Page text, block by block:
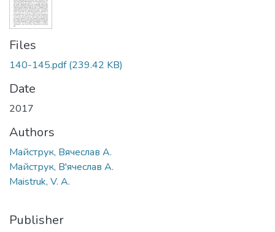
Files
140-145.pdf(239.42 KB)
Date
2017
Authors
Майструк, Вячеслав А.
Майструк, В'ячеслав А.
Maistruk, V. A.
Publisher